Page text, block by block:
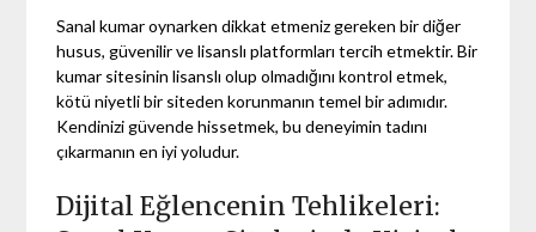
Sanal kumar oynarken dikkat etmeniz gereken bir diğer
husus, güvenilir ve lisanslı platformları tercih etmektir. Bir
kumar sitesinin lisanslı olup olmadığını kontrol etmek,
kötü niyetli bir siteden korunmanın temel bir adımıdır.
Kendinizi güvende hissetmek, bu deneyimin tadını
çıkarmanın en iyi yoludur.
Dijital Eğlencenin Tehlikeleri: